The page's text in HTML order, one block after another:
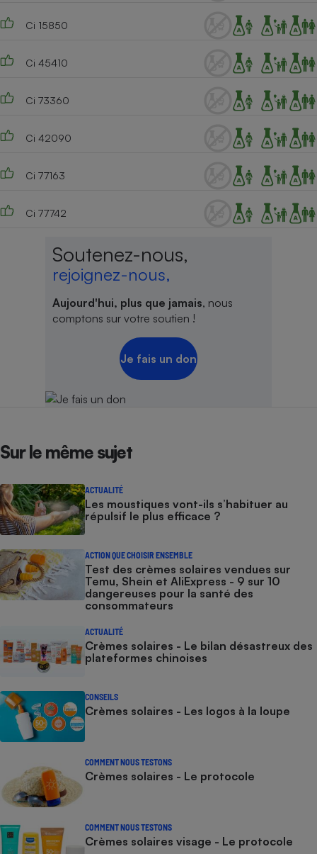
Ci 15850
Ci 45410
Ci 73360
Ci 42090
Ci 77163
Ci 77742
Soutenez-nous,
rejoignez-nous,
Aujourd'hui, plus que jamais, nous
comptons sur votre soutien !
Je fais un don
Sur le même sujet
ACTUALITÉ
Les moustiques vont-ils s’habituer au
répulsif le plus efficace ?
ACTION QUE CHOISIR ENSEMBLE
Test des crèmes solaires vendues sur
Temu, Shein et AliExpress - 9 sur 10
dangereuses pour la santé des
consommateurs
ACTUALITÉ
Crèmes solaires - Le bilan désastreux des
plateformes chinoises
CONSEILS
Crèmes solaires - Les logos à la loupe
COMMENT NOUS TESTONS
Crèmes solaires - Le protocole
COMMENT NOUS TESTONS
Crèmes solaires visage - Le protocole